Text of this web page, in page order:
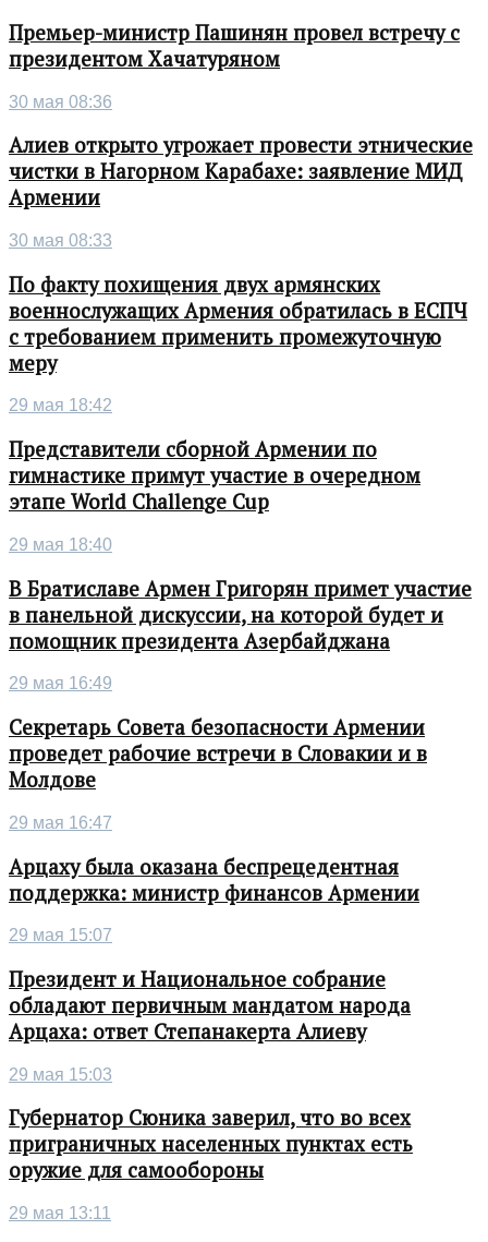
Премьер-министр Пашинян провел встречу с
президентом Хачатуряном
30 мая 08:36
Алиев открыто угрожает провести этнические
чистки в Нагорном Карабахе: заявление МИД
Армении
30 мая 08:33
По факту похищения двух армянских
военнослужащих Армения обратилась в ЕСПЧ
с требованием применить промежуточную
меру
29 мая 18:42
Представители сборной Армении по
гимнастике примут участие в очередном
этапе World Challenge Cup
29 мая 18:40
В Братиславе Армен Григорян примет участие
в панельной дискуссии, на которой будет и
помощник президента Азербайджана
29 мая 16:49
Секретарь Совета безопасности Армении
проведет рабочие встречи в Словакии и в
Молдове
29 мая 16:47
Арцаху была оказана беспрецедентная
поддержка: министр финансов Армении
29 мая 15:07
Президент и Национальное собрание
обладают первичным мандатом народа
Арцаха: ответ Степанакерта Алиеву
29 мая 15:03
Губернатор Сюника заверил, что во всех
приграничных населенных пунктах есть
оружие для самообороны
29 мая 13:11